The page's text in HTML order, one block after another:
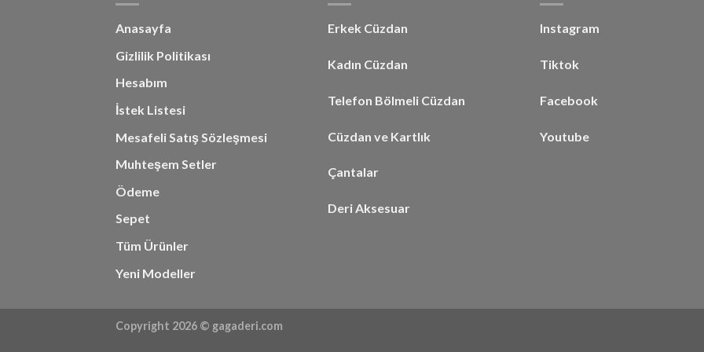
Anasayfa
Gizlilik Politikası
Hesabım
İstek Listesi
Mesafeli Satış Sözleşmesi
Muhteşem Setler
Ödeme
Sepet
Tüm Ürünler
Yeni Modeller
Erkek Cüzdan
Kadın Cüzdan
Telefon Bölmeli Cüzdan
Cüzdan ve Kartlık
Çantalar
Deri Aksesuar
Instagram
Tiktok
Facebook
Youtube
Copyright 2026 © gagaderi.com